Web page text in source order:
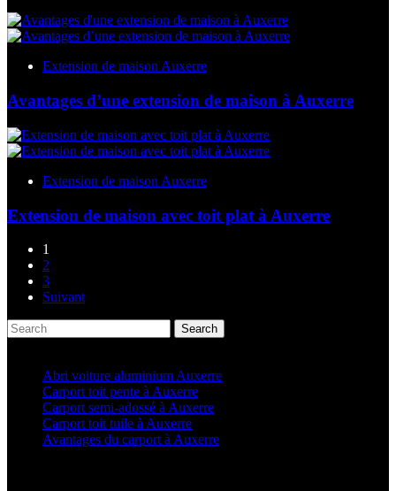
Extension de maison Auxerre
Avantages d’une extension de maison à Auxerre
Extension de maison Auxerre
Extension de maison avec toit plat à Auxerre
1
2
3
Suivant
Search
Abri voiture aluminium Auxerre
Carport toit pente à Auxerre
Carport semi-adossé à Auxerre
Carport toit tuile à Auxerre
Avantages du carport à Auxerre